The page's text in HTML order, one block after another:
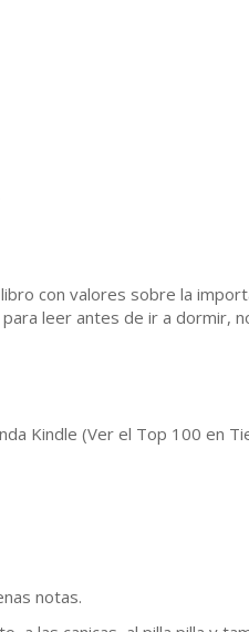
con valores sobre la
leer antes de ir a dormir,
Kindle (Ver el Top 100 en
notas.